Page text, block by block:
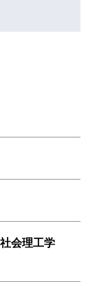
会理工学